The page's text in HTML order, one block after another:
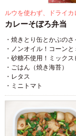
ルウを使わず、ドライカ
カレーそぼろ弁当
・焼きとり缶とかぶの
・ノンオイル！コーン
・砂糖不使用！ミック
・ごはん（焼き海苔）
・レタス
・ミニトマト